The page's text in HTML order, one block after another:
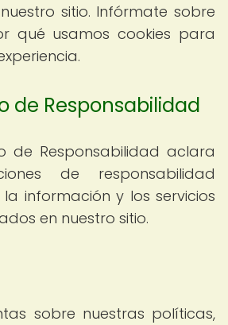
sitio. Infórmate sobre
qué usamos cookies para
de Responsabilidad
de Responsabilidad aclara
de responsabilidad
información y los servicios
en nuestro sitio.
sobre nuestras políticas,